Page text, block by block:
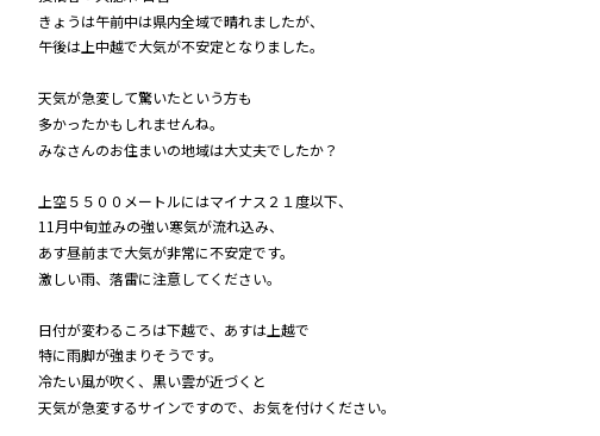
きょうは午前中は県内全域で晴れましたが、
午後は上中越で大気が不安定となりました。
天気が急変して驚いたという方も
多かったかもしれませんね。
みなさんのお住まいの地域は大丈夫でしたか？
上空５５００メートルにはマイナス２１度以下、
11月中旬並みの強い寒気が流れ込み、
あす昼前まで大気が非常に不安定です。
激しい雨、落雷に注意してください。
日付が変わるころは下越で、あすは上越で
特に雨脚が強まりそうです。
冷たい風が吹く、黒い雲が近づくと
天気が急変するサインですので、お気を付けください。